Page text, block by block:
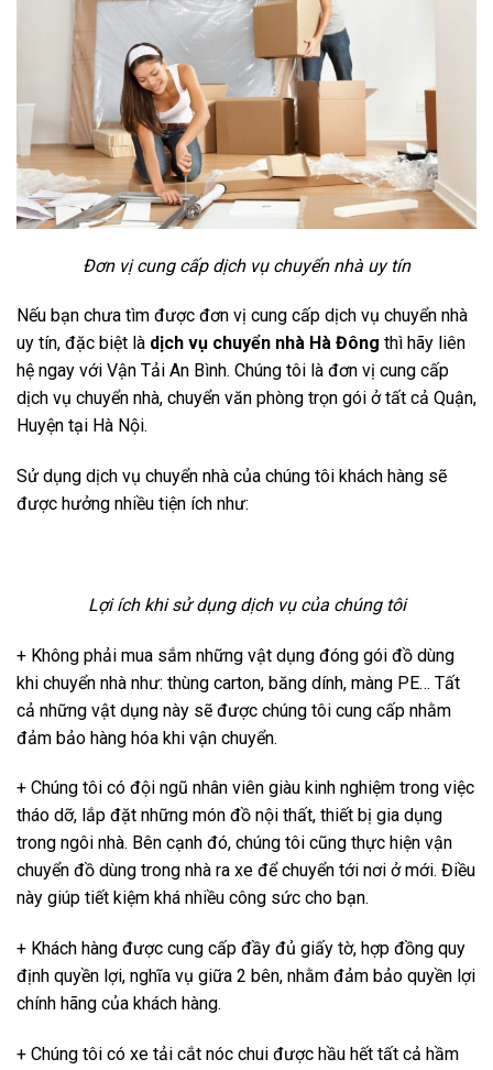
Đơn vị cung cấp dịch vụ chuyển nhà uy tín
Nếu bạn chưa tìm được đơn vị cung cấp dịch vụ chuyển nhà
uy tín, đặc biệt là dịch vụ chuyển nhà Hà Đông thì hãy liên
hệ ngay với Vận Tải An Bình. Chúng tôi là đơn vị cung cấp
dịch vụ chuyển nhà, chuyển văn phòng trọn gói ở tất cả Quận,
Huyện tại Hà Nội.
Sử dụng dịch vụ chuyển nhà của chúng tôi khách hàng sẽ
được hưởng nhiều tiện ích như:
Lợi ích khi sử dụng dịch vụ của chúng tôi
+ Không phải mua sắm những vật dụng đóng gói đồ dùng
khi chuyển nhà như: thùng carton, băng dính, màng PE… Tất
cả những vật dụng này sẽ được chúng tôi cung cấp nhằm
đảm bảo hàng hóa khi vận chuyển.
+ Chúng tôi có đội ngũ nhân viên giàu kinh nghiệm trong việc
tháo dỡ, lắp đặt những món đồ nội thất, thiết bị gia dụng
trong ngôi nhà. Bên cạnh đó, chúng tôi cũng thực hiện vận
chuyển đồ dùng trong nhà ra xe để chuyển tới nơi ở mới. Điều
này giúp tiết kiệm khá nhiều công sức cho bạn.
+ Khách hàng được cung cấp đầy đủ giấy tờ, hợp đồng quy
định quyền lợi, nghĩa vụ giữa 2 bên, nhằm đảm bảo quyền lợi
chính hãng của khách hàng.
+ Chúng tôi có xe tải cắt nóc chui được hầu hết tất cả hầm